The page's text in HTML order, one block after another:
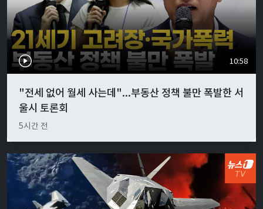
10:58
"전세 없어 월세 사는데"...부동산 정책 불만 폭발한 서
울시 토론회
5시간 전